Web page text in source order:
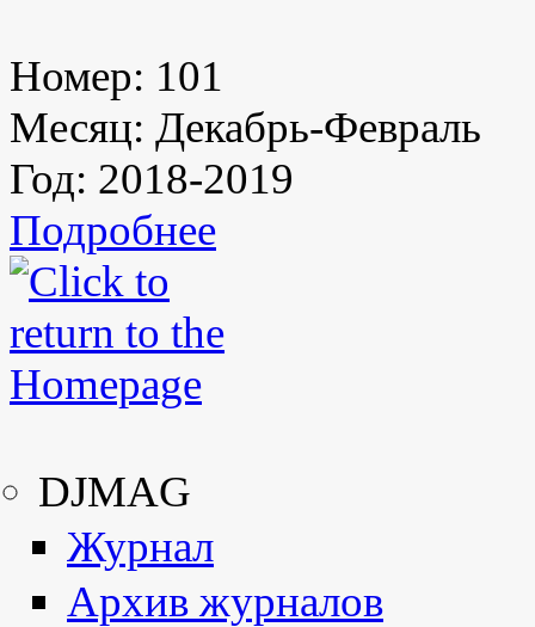
Номер: 101
Месяц: Декабрь-Февраль
Год: 2018-2019
Подробнее
DJMAG
Журнал
Архив журналов